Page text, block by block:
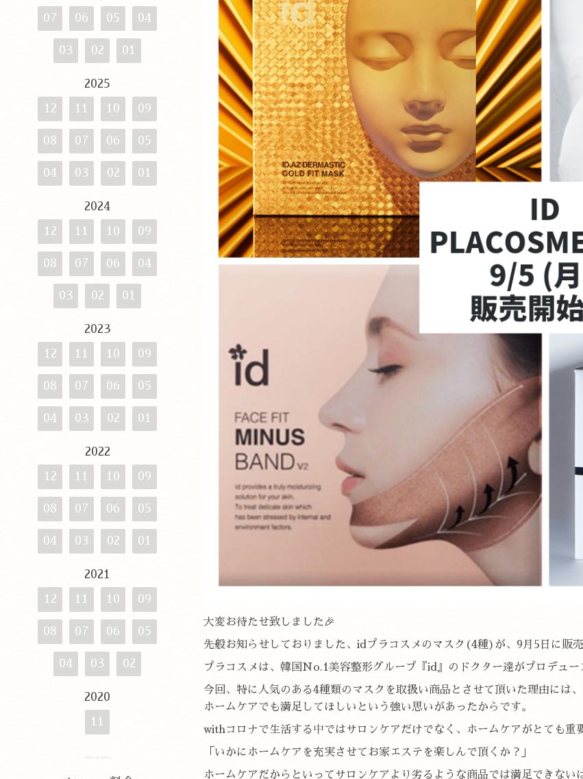
大変お待たせ致しました🎉
先般お知らせしておりました、idプラコスメのマスク(4種)が、9月5日に販売
プラコスメは、韓国No.1美容整形グループ『id』のドクター達がプロデュー
今回、特に人気のある4種類のマスクを取扱い商品とさせて頂いた理由には
ホームケアでも満足してほしいという強い思いがあったからです。
withコロナで生活する中ではサロンケアだけでなく、ホームケアがとても重
「いかにホームケアを充実させてお家エステを楽しんで頂くか？」
ホームケアだからといってサロンケアより劣るような商品では満足できない
07
06 05 04
03 02 01
2025
12
11 10 09
08 07 06 05
04 03 02 01
2024
12
11 10 09
08 07 06 04
03 02 01
2023
12
11 10 09
08 07 06 05
04 03 02 01
2022
12
11 10 09
08 07 06 05
04 03 02 01
2021
12
11 10 09
08 07 06 05
04 03 02
2020
11